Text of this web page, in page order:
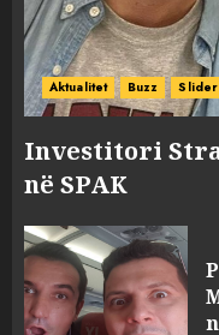
Aktualitet Buzz Slider
Investitori
në SPAK